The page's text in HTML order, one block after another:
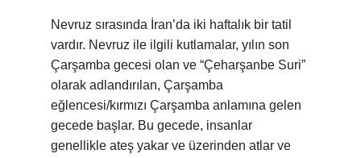
Nevruz sırasında İran’da iki haftalık bir tatil
vardır. Nevruz ile ilgili kutlamalar, yılın son
Çarşamba gecesi olan ve “Çeharşanbe Suri”
olarak adlandırılan, Çarşamba
eğlencesi/kırmızı Çarşamba anlamına gelen
gecede başlar. Bu gecede, insanlar
genellikle ateş yakar ve üzerinden atlar ve